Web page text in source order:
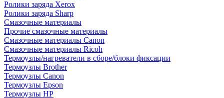
Ролики заряда Xerox
Ролики заряда Sharp
Смазочные материалы
Прочие смазочные материалы
Смазочные материалы Canon
Смазочные материалы Ricoh
Термоузлы/нагреватели в сборе/блоки фиксации
Термоузлы Brother
Термоузлы Canon
Термоузлы Epson
Термоузлы HP